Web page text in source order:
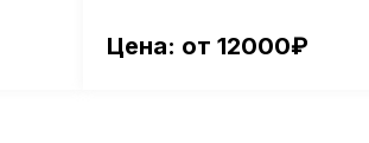
Цена: от 12000₽